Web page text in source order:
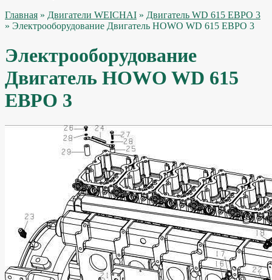
Главная » Двигатели WEICHAI » Двигатель WD 615 ЕВРО 3
» Электрооборудование Двигатель HOWO WD 615 ЕВРО 3
Электрооборудование
Двигатель HOWO WD 615
ЕВРО 3